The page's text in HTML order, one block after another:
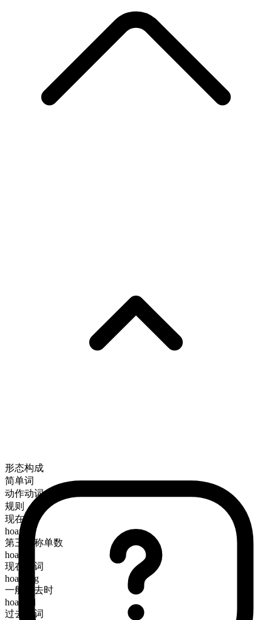
形态构成
简单词
动作动词
规则
现在时
hoard
第三人称单数
hoards
现在分词
hoarding
一般过去时
hoarded
过去分词